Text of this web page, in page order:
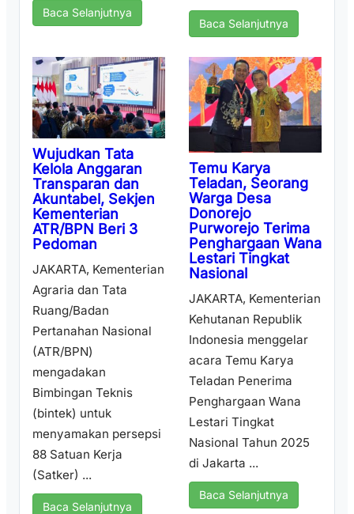
Baca Selanjutnya
Baca Selanjutnya
Wujudkan Tata
Kelola Anggaran
Transparan dan
Akuntabel, Sekjen
Kementerian
ATR/BPN Beri 3
Pedoman
JAKARTA, Kementerian
Agraria dan Tata
Ruang/Badan
Pertanahan Nasional
(ATR/BPN)
mengadakan
Bimbingan Teknis
(bintek) untuk
menyamakan persepsi
88 Satuan Kerja
(Satker) ...
Baca Selanjutnya
Temu Karya
Teladan, Seorang
Warga Desa
Donorejo
Purworejo Terima
Penghargaan Wana
Lestari Tingkat
Nasional
JAKARTA, Kementerian
Kehutanan Republik
Indonesia menggelar
acara Temu Karya
Teladan Penerima
Penghargaan Wana
Lestari Tingkat
Nasional Tahun 2025
di Jakarta ...
Baca Selanjutnya